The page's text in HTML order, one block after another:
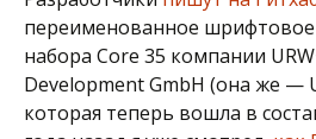
переименованное шрифтовое
набора Core 35 компании
Development GmbH (она же —
которая теперь вошла в